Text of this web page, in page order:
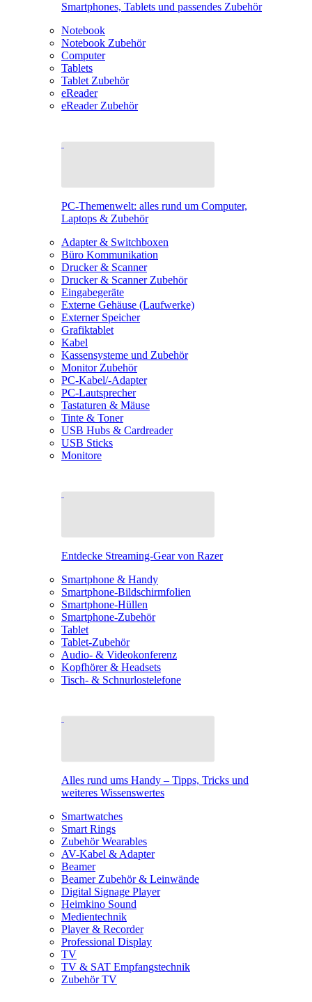
Smartphones, Tablets und passendes Zubehör
Notebook
Notebook Zubehör
Computer
Tablets
Tablet Zubehör
eReader
eReader Zubehör
PC-Themenwelt: alles rund um Computer,
Laptops & Zubehör
Adapter & Switchboxen
Büro Kommunikation
Drucker & Scanner
Drucker & Scanner Zubehör
Eingabegeräte
Externe Gehäuse (Laufwerke)
Externer Speicher
Grafiktablet
Kabel
Kassensysteme und Zubehör
Monitor Zubehör
PC-Kabel/-Adapter
PC-Lautsprecher
Tastaturen & Mäuse
Tinte & Toner
USB Hubs & Cardreader
USB Sticks
Monitore
Entdecke Streaming-Gear von Razer
Smartphone & Handy
Smartphone-Bildschirmfolien
Smartphone-Hüllen
Smartphone-Zubehör
Tablet
Tablet-Zubehör
Audio- & Videokonferenz
Kopfhörer & Headsets
Tisch- & Schnurlostelefone
Alles rund ums Handy – Tipps, Tricks und
weiteres Wissenswertes
Smartwatches
Smart Rings
Zubehör Wearables
AV-Kabel & Adapter
Beamer
Beamer Zubehör & Leinwände
Digital Signage Player
Heimkino Sound
Medientechnik
Player & Recorder
Professional Display
TV
TV & SAT Empfangstechnik
Zubehör TV